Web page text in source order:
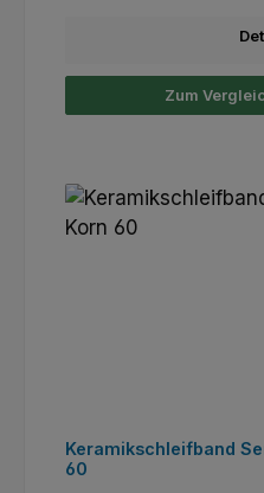
Zum
Keramikschleifband
60